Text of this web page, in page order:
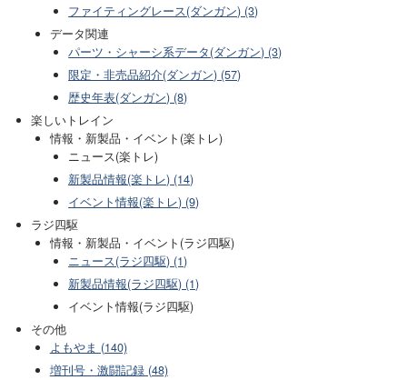
ファイティングレース(ダンガン) (3)
データ関連
パーツ・シャーシ系データ(ダンガン) (3)
限定・非売品紹介(ダンガン) (57)
歴史年表(ダンガン) (8)
楽しいトレイン
情報・新製品・イベント(楽トレ)
ニュース(楽トレ)
新製品情報(楽トレ) (14)
イベント情報(楽トレ) (9)
ラジ四駆
情報・新製品・イベント(ラジ四駆)
ニュース(ラジ四駆) (1)
新製品情報(ラジ四駆) (1)
イベント情報(ラジ四駆)
その他
よもやま (140)
増刊号・激闘記録 (48)